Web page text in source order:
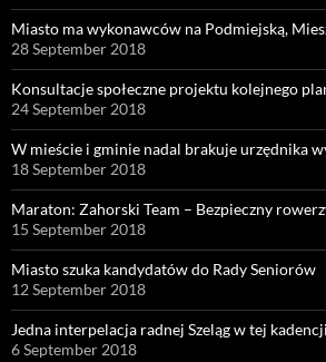
Miasto ma wykonawców na Podmiejską,
28 September 2018
Konsultacje społeczne projektu kolejnego
24 September 2018
W mieście i gminie nadal brakuje urzędnika
18 September 2018
Maraton: Zahorski Team – Bezpieczny
15 September 2018
Miasto szuka kandydatów do Rady Seniorów
12 September 2018
Jedna interpelacja radnej Szeląg w tej kadencji
6 September 2018